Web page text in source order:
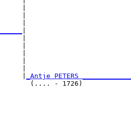
|
_Antje PETERS
(.... - 1726)